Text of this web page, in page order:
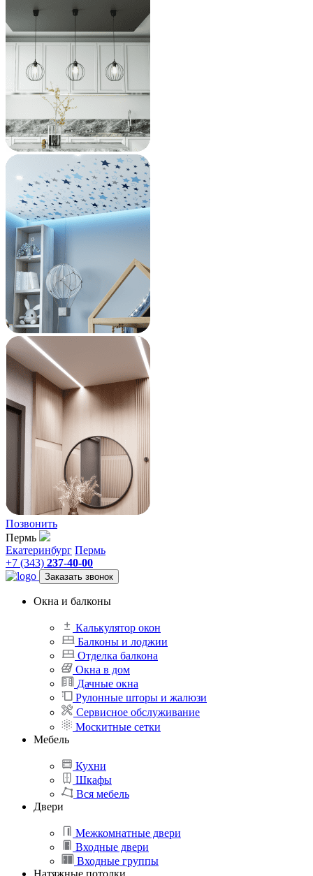
Позвонить
Пермь
Екатеринбург Пермь
+7 (343) 237-40-00
Заказать звонок
Окна и балконы
Калькулятор окон
Балконы и лоджии
Отделка балкона
Окна в дом
Дачные окна
Рулонные шторы и жалюзи
Сервисное обслуживание
Москитные сетки
Мебель
Кухни
Шкафы
Вся мебель
Двери
Межкомнатные двери
Входные двери
Входные группы
Натяжные потолки